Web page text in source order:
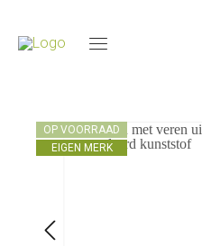
OP VOORRAAD
EIGEN MERK